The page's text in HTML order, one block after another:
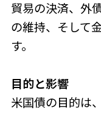
貿易の決済、外
の維持、そして
す。
目的と影響
米国債の目的は